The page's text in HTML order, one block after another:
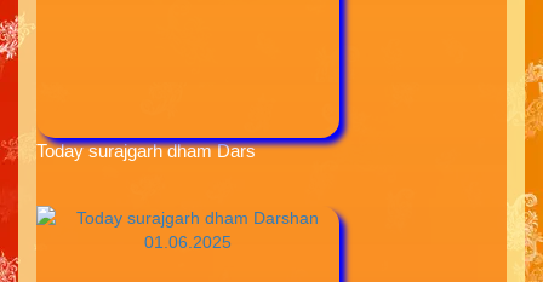
Today surajgarh dham Dars